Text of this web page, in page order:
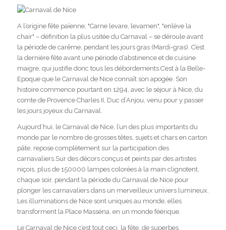
A l’origine fête païenne, "Carne levare, levamen", "enlève la
chair" – définition la plus usitée du Carnaval – se déroule avant
la période de carême, pendant les jours gras (Mardi-gras). C’est
la dernière fête avant une période d’abstinence et de cuisine
maigre, qui justifie donc tous les débordements.C’est à la Belle-
Epoque que le Carnaval de Nice connaît son apogée. Son
histoire commence pourtant en 1294, avec le séjour à Nice, du
comte de Provence Charles II, Duc d’Anjou, venu pour y passer
les jours joyeux du Carnaval.
Aujourd’hui, le Carnaval de Nice, l’un des plus importants du
monde par le nombre de grosses têtes, sujets et chars en carton
pâte, repose complètement sur la participation des
carnavaliers.Sur des décors conçus et peints par des artistes
niçois, plus de 150000 lampes colorées à la main clignotent,
chaque soir, pendant la période du Carnaval de Nice pour
plonger les carnavaliers dans un merveilleux univers lumineux.
Les illuminations de Nice sont uniques au monde, elles
transforment la Place Masséna, en un monde féérique.
Le Carnaval de Nice c’est tout ceci, la fête, de superbes